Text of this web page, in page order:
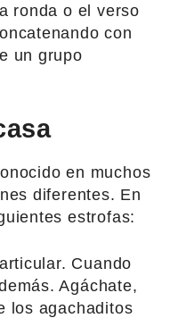
ronda o el verso
con
un grupo
en muchos
diferentes. En
estrofas:
Cuando
Agáchate,
los agachaditos